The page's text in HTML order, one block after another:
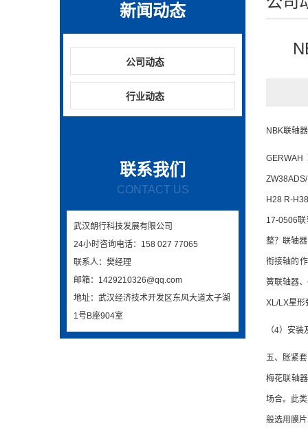
新闻动态
公司动态
行业动态
联系我们
CONTACT US
武汉朗行科技发展有限公司
24小时咨询电话：158 027 77065
联系人：樊经理
邮箱：1429210326@qq.com
地址：武汉经济技术开发区东风大道太子湖
1号B座904室
NBK联轴
H28 R-
17-0506
整？联轴
衔接轴的
簧联轴器
XL/LX星形
（4）安
五、胀紧
梅花联轴
场合。此
般选用膜